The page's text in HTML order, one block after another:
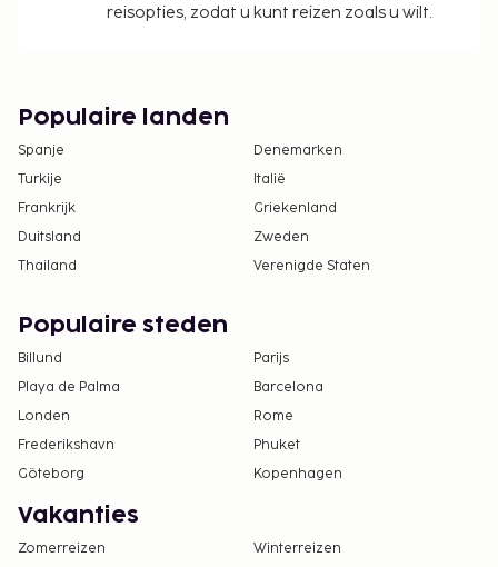
reisopties, zodat u kunt reizen zoals u wilt.
Populaire landen
Spanje
Denemarken
Turkije
Italië
Frankrijk
Griekenland
Duitsland
Zweden
Thailand
Verenigde Staten
Populaire steden
Billund
Parijs
Playa de Palma
Barcelona
Londen
Rome
Frederikshavn
Phuket
Göteborg
Kopenhagen
Vakanties
Zomerreizen
Winterreizen